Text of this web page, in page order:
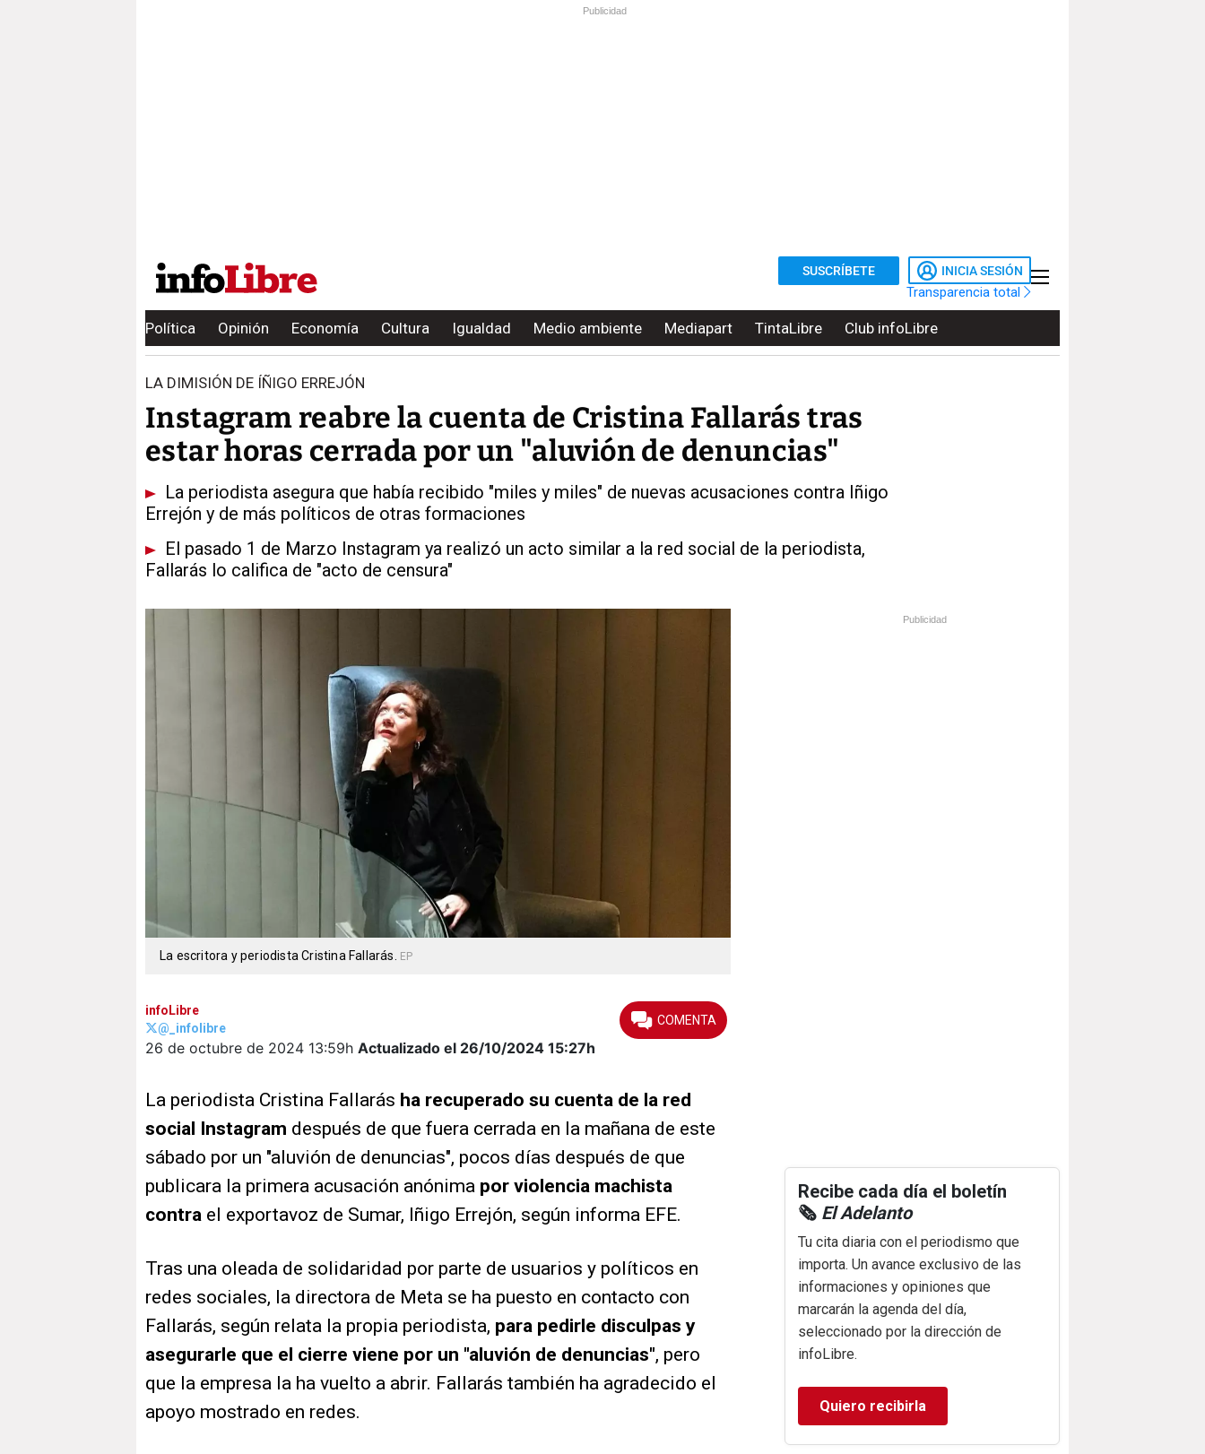
Publicidad
SUSCRÍBETE INICIA SESIÓN
Transparencia total
Política Opinión Economía Cultura Igualdad Medio ambiente Mediapart TintaLibre Club infoLibre
LA DIMISIÓN DE ÍÑIGO ERREJÓN
Instagram reabre la cuenta de Cristina Fallarás tras
estar horas cerrada por un "aluvión de denuncias"
La periodista asegura que había recibido "miles y miles" de nuevas acusaciones contra Iñigo
Errejón y de más políticos de otras formaciones
El pasado 1 de Marzo Instagram ya realizó un acto similar a la red social de la periodista,
Fallarás lo califica de "acto de censura"
La escritora y periodista Cristina Fallarás. EP
infoLibre
@_infolibre
26 de octubre de 2024 13:59h Actualizado el 26/10/2024 15:27h
La periodista Cristina Fallarás ha recuperado su cuenta de la red
social Instagram después de que fuera cerrada en la mañana de este
sábado por un "aluvión de denuncias", pocos días después de que
publicara la primera acusación anónima por violencia machista
contra el exportavoz de Sumar, Iñigo Errejón, según informa EFE.
Tras una oleada de solidaridad por parte de usuarios y políticos en
redes sociales, la directora de Meta se ha puesto en contacto con
Fallarás, según relata la propia periodista, para pedirle disculpas y
asegurarle que el cierre viene por un "aluvión de denuncias", pero
que la empresa la ha vuelto a abrir. Fallarás también ha agradecido el
apoyo mostrado en redes.
Publicidad
Recibe cada día el boletín
🗞️ El Adelanto
Tu cita diaria con el periodismo que
importa. Un avance exclusivo de las
informaciones y opiniones que
marcarán la agenda del día,
seleccionado por la dirección de
infoLibre.
Quiero recibirla